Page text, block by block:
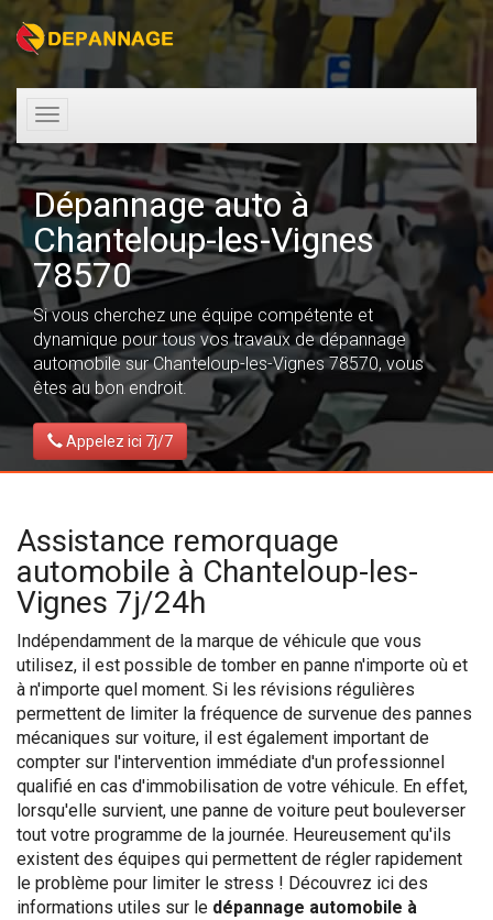
Toggle
navigation
Dépannage auto à
Chanteloup-les-Vignes
78570
Si vous cherchez une équipe compétente et
dynamique pour tous vos travaux de dépannage
automobile sur Chanteloup-les-Vignes 78570, vous
êtes au bon endroit.
Appelez ici 7j/7
Assistance remorquage
automobile à Chanteloup-les-
Vignes 7j/24h
Indépendamment de la marque de véhicule que vous
utilisez, il est possible de tomber en panne n'importe où et
à n'importe quel moment. Si les révisions régulières
permettent de limiter la fréquence de survenue des pannes
mécaniques sur voiture, il est également important de
compter sur l'intervention immédiate d'un professionnel
qualifié en cas d'immobilisation de votre véhicule. En effet,
lorsqu'elle survient, une panne de voiture peut bouleverser
tout votre programme de la journée. Heureusement qu'ils
existent des équipes qui permettent de régler rapidement
le problème pour limiter le stress ! Découvrez ici des
informations utiles sur le dépannage automobile à